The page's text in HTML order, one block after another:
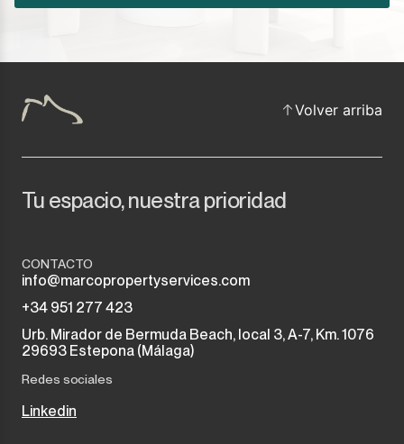
Volver arriba
Tu espacio, nuestra prioridad
CONTACTO
info@marcopropertyservices.com
+34 951 277 423
Urb. Mirador de Bermuda Beach, local 3, A-7, Km. 1076
29693 Estepona (Málaga)
Redes sociales
Linkedin